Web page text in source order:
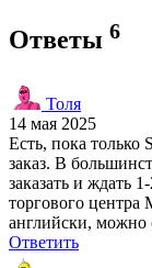
Ответы 6
Толя
14 мая 2025
Есть, пока
заказ. В
заказать и ждать
торгового центра
английски, можно
Ответить